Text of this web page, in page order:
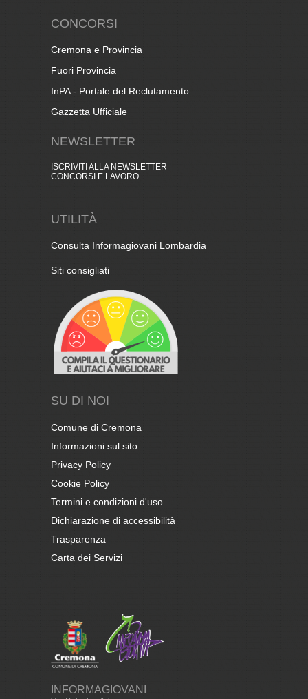
CONCORSI
Cremona e Provincia
Fuori Provincia
InPA - Portale del Reclutamento
Gazzetta Ufficiale
NEWSLETTER
ISCRIVITI ALLA NEWSLETTER
CONCORSI E LAVORO
UTILITÀ
Consulta Informagiovani Lombardia
Siti consigliati
SU DI NOI
Comune di Cremona
Informazioni sul sito
Privacy Policy
Cookie Policy
Termini e condizioni d'uso
Dichiarazione di accessibilità
Trasparenza
Carta dei Servizi
INFORMAGIOVANI